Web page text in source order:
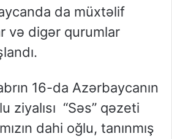
da müxtəlif
və digər qurumlar
16-da Azərbaycanın
ziyalısı “Səs” qəzeti
dahi oğlu, tanınmış